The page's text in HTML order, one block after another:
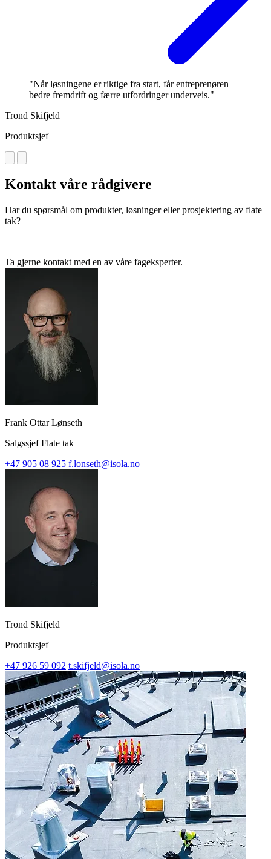
"Når løsningene er riktige fra start, får entreprenøren
bedre fremdrift og færre utfordringer underveis."
Trond Skifjeld
Produktsjef
Kontakt våre rådgivere
Har du spørsmål om produkter, løsninger eller prosjektering av flate
tak?
Ta gjerne kontakt med en av våre fageksperter.
Frank Ottar Lønseth
Salgssjef Flate tak
+47 905 08 925 f.lonseth@isola.no
Trond Skifjeld
Produktsjef
+47 926 59 092 t.skifjeld@isola.no